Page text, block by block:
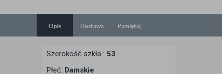
Opis Dostawa Pamiętaj
Szerokość szkła : 53
Płeć: Damskie